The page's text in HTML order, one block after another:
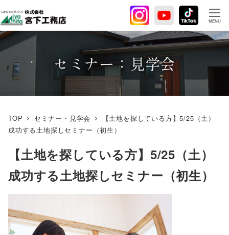
イ
ン
テ
ツ
MENU
セミナー：見学会
TOP セミナー・見学会
【土地を探している方】5/25（土）
成功する土地探しセミナー（初生）
【土地を探している方】5/25（土）
成功する土地探しセミナー（初生）